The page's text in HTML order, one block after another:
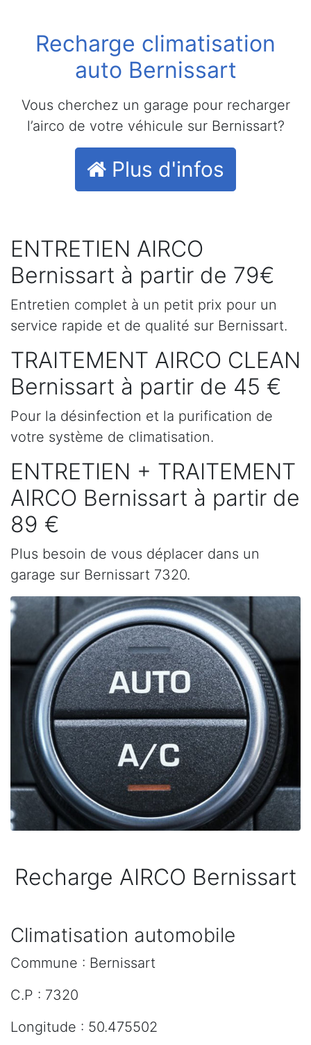
Recharge climatisation
auto Bernissart
Vous cherchez un garage pour recharger
l’airco de votre véhicule sur Bernissart?
Plus d'infos
ENTRETIEN AIRCO
Bernissart à partir de 79€
Entretien complet à un petit prix pour un
service rapide et de qualité sur Bernissart.
TRAITEMENT AIRCO CLEAN
Bernissart à partir de 45 €
Pour la désinfection et la purification de
votre système de climatisation.
ENTRETIEN + TRAITEMENT
AIRCO Bernissart à partir de
89 €
Plus besoin de vous déplacer dans un
garage sur Bernissart 7320.
Recharge AIRCO Bernissart
Climatisation automobile
Commune : Bernissart
C.P : 7320
Longitude : 50.475502